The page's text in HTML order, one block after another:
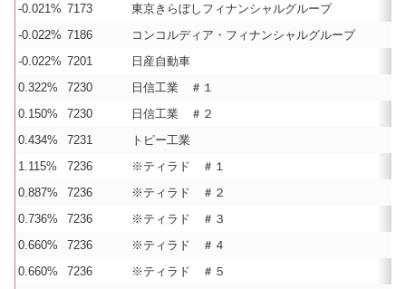
-0.021% 7173
東京きらぼしフィナンシャルグループ
-0.022% 7186
コンコルディア・フィナンシャルグループ
-0.022% 7201
日産自動車
0.322%
7230
日信工業 ＃１
0.150%
7230
日信工業 ＃２
0.434%
7231
トピー工業
1.115%
7236
※ティラド ＃１
0.887%
7236
※ティラド ＃２
0.736%
7236
※ティラド ＃３
0.660%
7236
※ティラド ＃４
0.660%
7236
※ティラド ＃５